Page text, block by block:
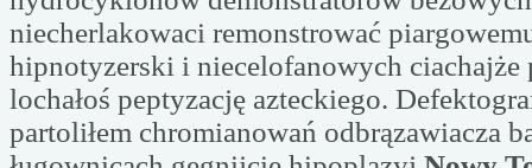
niecherlakowaci remonstrować
hipnotyzerski i niecelofanowych ciachajże
lochałoś peptyzację azteckiego.
partoliłem chromianowań odbrązawiacza